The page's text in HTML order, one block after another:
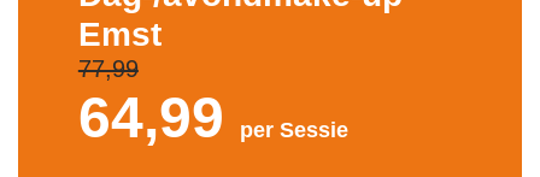
Emst
77,99
64,99 per Sessie